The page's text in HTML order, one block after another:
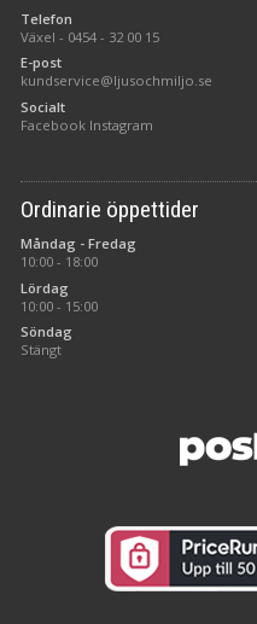
Telefon
Växel - 0454 - 32 00 15
E-post
kundservice@ljusochmiljo.se
Socialt
Facebook Instagram
Ordinarie öppettider
Måndag - Fredag
10:00 - 18:00
Lördag
10:00 - 15:00
Söndag
Stängt